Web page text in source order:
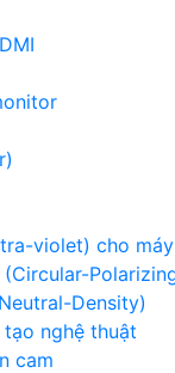
violet) cho
Density)
nghệ thuật
cam